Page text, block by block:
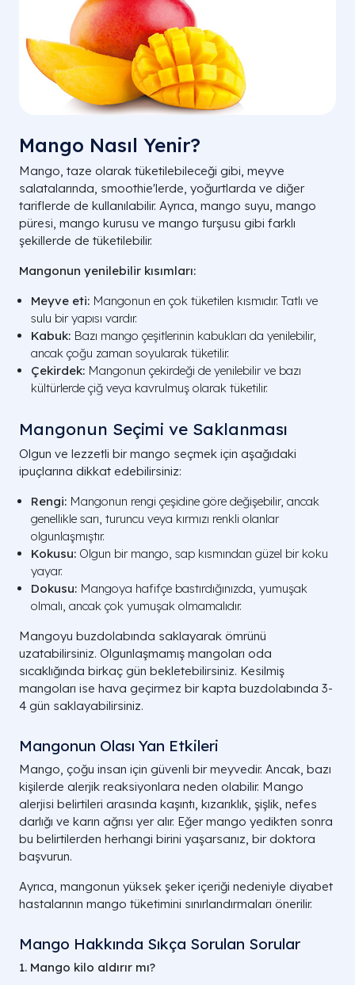
Mango Nasıl Yenir?
Mango, taze olarak tüketilebileceği gibi, meyve
salatalarında, smoothie'lerde, yoğurtlarda ve diğer
tariflerde de kullanılabilir. Ayrıca, mango suyu, mango
püresi, mango kurusu ve mango turşusu gibi farklı
şekillerde de tüketilebilir.
Mangonun yenilebilir kısımları:
Meyve eti: Mangonun en çok tüketilen kısmıdır. Tatlı ve
sulu bir yapısı vardır.
Kabuk: Bazı mango çeşitlerinin kabukları da yenilebilir,
ancak çoğu zaman soyularak tüketilir.
Çekirdek: Mangonun çekirdeği de yenilebilir ve bazı
kültürlerde çiğ veya kavrulmuş olarak tüketilir.
Mangonun Seçimi ve Saklanması
Olgun ve lezzetli bir mango seçmek için aşağıdaki
ipuçlarına dikkat edebilirsiniz:
Rengi: Mangonun rengi çeşidine göre değişebilir, ancak
genellikle sarı, turuncu veya kırmızı renkli olanlar
olgunlaşmıştır.
Kokusu: Olgun bir mango, sap kısmından güzel bir koku
yayar.
Dokusu: Mangoya hafifçe bastırdığınızda, yumuşak
olmalı, ancak çok yumuşak olmamalıdır.
Mangoyu buzdolabında saklayarak ömrünü
uzatabilirsiniz. Olgunlaşmamış mangoları oda
sıcaklığında birkaç gün bekletebilirsiniz. Kesilmiş
mangoları ise hava geçirmez bir kapta buzdolabında 3-
4 gün saklayabilirsiniz.
Mangonun Olası Yan Etkileri
Mango, çoğu insan için güvenli bir meyvedir. Ancak, bazı
kişilerde alerjik reaksiyonlara neden olabilir. Mango
alerjisi belirtileri arasında kaşıntı, kızarıklık, şişlik, nefes
darlığı ve karın ağrısı yer alır. Eğer mango yedikten sonra
bu belirtilerden herhangi birini yaşarsanız, bir doktora
başvurun.
Ayrıca, mangonun yüksek şeker içeriği nedeniyle diyabet
hastalarının mango tüketimini sınırlandırmaları önerilir.
Mango Hakkında Sıkça Sorulan Sorular
1. Mango kilo aldırır mı?